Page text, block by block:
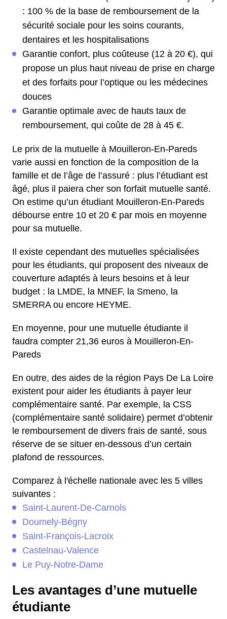
: 100 % de la base de remboursement de la
sécurité sociale pour les soins courants,
dentaires et les hospitalisations
Garantie confort, plus coûteuse (12 à 20 €), qui
propose un plus haut niveau de prise en charge
et des forfaits pour l’optique ou les médecines
douces
Garantie optimale avec de hauts taux de
remboursement, qui coûte de 28 à 45 €.
Le prix de la mutuelle à Mouilleron-En-Pareds
varie aussi en fonction de la composition de la
famille et de l’âge de l’assuré : plus l’étudiant est
âgé, plus il paiera cher son forfait mutuelle santé.
On estime qu’un étudiant Mouilleron-En-Pareds
débourse entre 10 et 20 € par mois en moyenne
pour sa mutuelle.
Il existe cependant des mutuelles spécialisées
pour les étudiants, qui proposent des niveaux de
couverture adaptés à leurs besoins et à leur
budget : la LMDE, la MNEF, la Smeno, la
SMERRA ou encore HEYME.
En moyenne, pour une mutuelle étudiante il
faudra compter 21,36 euros à Mouilleron-En-
Pareds
En outre, des aides de la région Pays De La Loire
existent pour aider les étudiants à payer leur
complémentaire santé. Par exemple, la CSS
(complémentaire santé solidaire) permet d’obtenir
le remboursement de divers frais de santé, sous
réserve de se situer en-dessous d’un certain
plafond de ressources.
Comparez à l'échelle nationale avec les 5 villes
suivantes :
Saint-Laurent-De-Carnols
Doumely-Bégny
Saint-François-Lacroix
Castelnau-Valence
Le Puy-Notre-Dame
Les avantages d’une mutuelle
étudiante